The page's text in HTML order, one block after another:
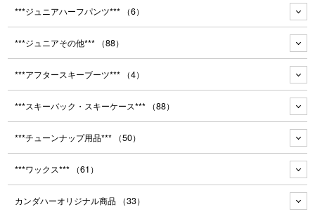
***ジュニアハーフパンツ*** （6）
***ジュニアその他*** （88）
***アフタースキーブーツ*** （4）
***スキーバック・スキーケース*** （88）
***チューンナップ用品*** （50）
***ワックス*** （61）
カンダハーオリジナル商品 （33）